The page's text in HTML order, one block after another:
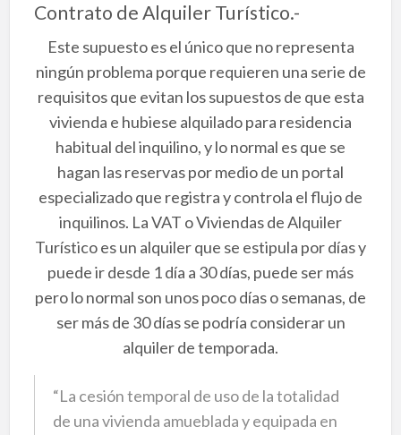
Contrato de Alquiler Turístico.-
Este supuesto es el único que no representa
ningún problema porque requieren una serie de
requisitos que evitan los supuestos de que esta
vivienda e hubiese alquilado para residencia
habitual del inquilino, y lo normal es que se
hagan las reservas por medio de un portal
especializado que registra y controla el flujo de
inquilinos. La VAT o Viviendas de Alquiler
Turístico es un alquiler que se estipula por días y
puede ir desde 1 día a 30 días, puede ser más
pero lo normal son unos poco días o semanas, de
ser más de 30 días se podría considerar un
alquiler de temporada.
“La cesión temporal de uso de la totalidad
de una vivienda amueblada y equipada en